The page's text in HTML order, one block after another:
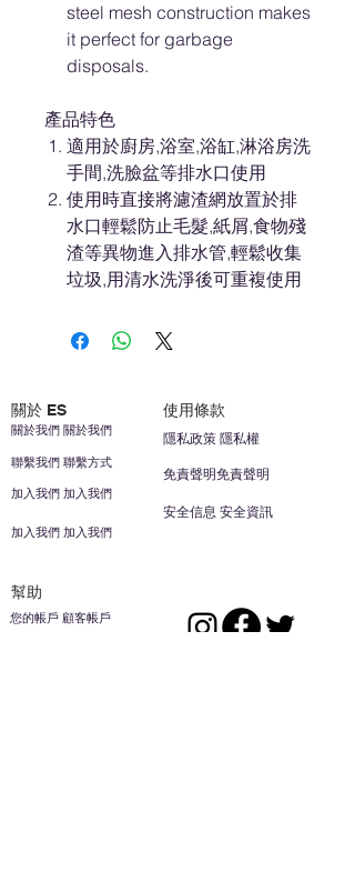
steel mesh construction makes
it perfect for garbage
disposals.
產品特色
適用於廚房,浴室,浴缸,淋浴房洗
手間,洗臉盆等排水口使用
使用時直接將濾渣網放置於排
水口輕鬆防止毛髮,紙屑,食物殘
渣等異物進入排水管,輕鬆收集
垃圾,用清水洗淨後可重複使用
關於 ES 使用條款
聯繫我們 聯繫方式
加入我們 加入我們
關於我們 關於我們
加入我們 加入我們
安全信息 安全資訊
免責聲明免責聲明
隱私政策 隱私權
幫助
您的帳戶 顧客帳戶